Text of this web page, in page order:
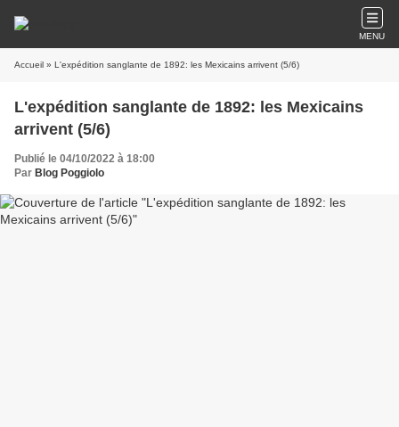
MENU
Accueil » L'expédition sanglante de 1892: les Mexicains arrivent (5/6)
L'expédition sanglante de 1892: les Mexicains
arrivent (5/6)
Publié le 04/10/2022 à 18:00
Par Blog Poggiolo